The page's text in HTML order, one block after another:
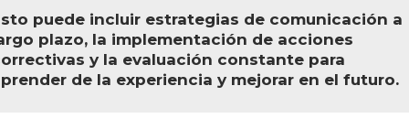
puede incluir estrategias de comunicación a
plazo, la implementación de acciones
y la evaluación constante para
de la experiencia y mejorar en el futuro.